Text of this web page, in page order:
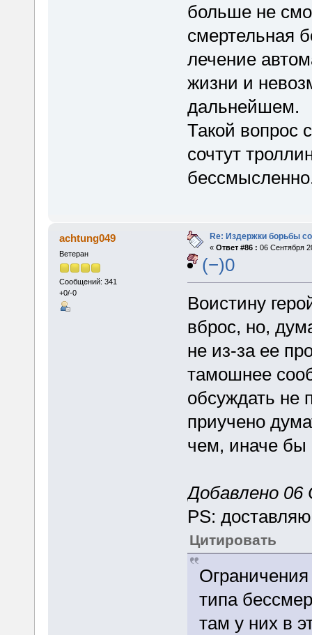
больше не
смертельная
лечение
жизни и
дальнейшем.
Такой вопрос
сочтут
achtung049
Ветеран
Сообщений: 341
+0/-0
Re: Издержки борьбы
« Ответ #86 : 06 Сентября
(−)0
Воистину
вброс, но,
не из-за ее
тамошнее
обсуждать не
приучено
чем, иначе
Добавлено 06
PS:
Цитировать
типа
там у них в